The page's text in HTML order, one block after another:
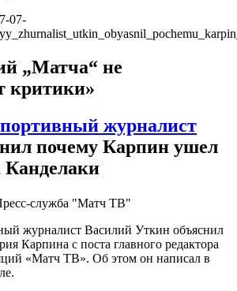
07-
„Матча“ не
критики»
журналист
почему Карпин ушел
Канделаки
служба "Матч ТВ"
журналист Василий Уткин объяснил
Карпина с поста главного редактора
«Матч ТВ». Об этом он написал в